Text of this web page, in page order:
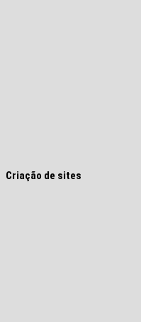
Criação de sites